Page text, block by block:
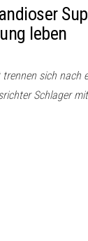
leben
sich nach
Schlager